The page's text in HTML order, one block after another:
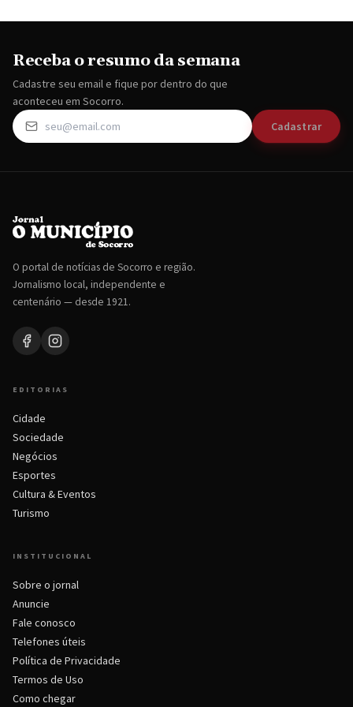
Receba o resumo da semana
Cadastre seu email e fique por dentro do que
aconteceu em Socorro.
Cadastrar
O portal de notícias de Socorro e região.
Jornalismo local, independente e
centenário — desde 1921.
EDITORIAS
Cidade
Sociedade
Negócios
Esportes
Cultura & Eventos
Turismo
INSTITUCIONAL
Sobre o jornal
Anuncie
Fale conosco
Telefones úteis
Política de Privacidade
Termos de Uso
Como chegar